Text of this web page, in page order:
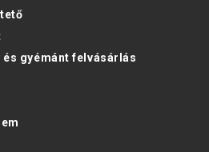
és gyémánt felvásárlás